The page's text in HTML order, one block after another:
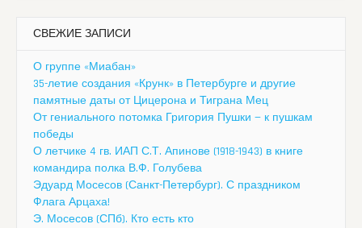
СВЕЖИЕ ЗАПИСИ
О группе «Миабан»
35-летие создания «Крунк» в Петербурге и другие
памятные даты от Цицерона и Тиграна Мец
От гениального потомка Григория Пушки — к пушкам
победы
О летчике 4 гв. ИАП С.Т. Апинове (1918-1943) в книге
командира полка В.Ф. Голубева
Эдуард Мосесов (Санкт-Петербург). С праздником
Флага Арцаха!
Э. Мосесов (СПб). Кто есть кто